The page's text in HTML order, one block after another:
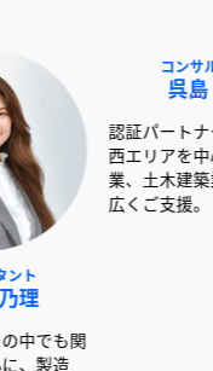
認証パートナーの中でも
西エリアを中心に、製造